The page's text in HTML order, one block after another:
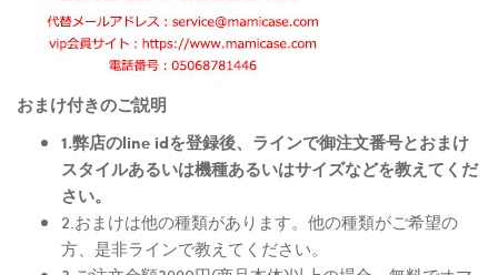
おまけ付きのご説明
1.弊店のline idを登録後、ラインで御注文番号とおまけ
スタイルあるいは機種あるいはサイズなどを教えてくだ
さい。
2.おまけは他の種類があります。他の種類がご希望の
方、是非ラインで教えてください。